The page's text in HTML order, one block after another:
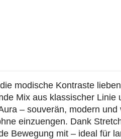
modische Kontraste
Mix aus klassischer Linie
– souverän, modern
einzuengen. Dank
Bewegung mit – ideal für